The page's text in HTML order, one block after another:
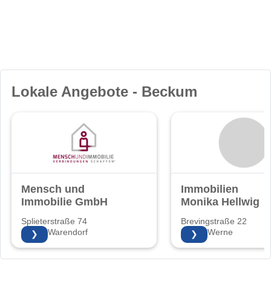
Lokale Angebote - Beckum
Mensch und
Immobilie GmbH
Splieterstraße 74
48231 Warendorf
❯
Immobilien
Monika Hellwig
Brevingstraße 22
59368 Werne
❯